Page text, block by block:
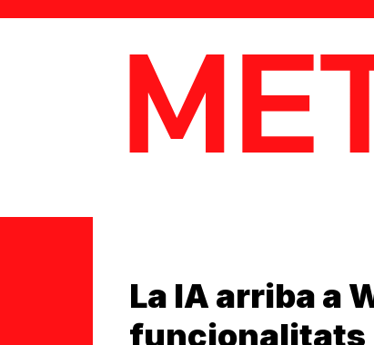
MetaData
La IA arriba a
funcionalitats